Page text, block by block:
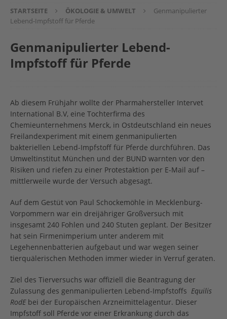
STARTSEITE ÖKOLOGIE & UMWELT
Genmanipulierter
Lebend-Impfstoff für Pferde
Genmanipulierter Lebend-
Impfstoff für Pferde
Ab diesem Frühjahr wollte der Pharmahersteller Intervet
International B.V, eine Tochterfirma des
Chemieunternehmens Merck, in Ostdeutschland ein neues
Freilandexperiment mit einem genmanipulierten
bakteriellen Lebend-Impfstoff für Pferde durchführen. Das
Umweltinstitut München und der BUND warnten vor den
Risiken und riefen zu einer Protestaktion per E-Mail auf –
mittlerweile wurde der Versuch abgesagt.
Auf dem Gestüt von Paul Schockemöhle in Mecklenburg-
Vorpommern war ein dreijähriger Großversuch mit
insgesamt 240 Fohlen und 240 Stuten geplant. Der Besitzer
hat sein Firmenimperium unter anderem mit
Legehennenbatterien aufgebaut und war wegen seiner
tierquälerischen Methoden immer wieder in Verruf geraten.
Ziel des Tierversuchs war offiziell die Beantragung der
Zulassung des genmanipulierten Lebend-Impfstoffs Equilis
RodEbei der Europäischen Arzneimittelagentur. Dieser
Impfstoff soll Pferde vor einer Erkrankung durch das